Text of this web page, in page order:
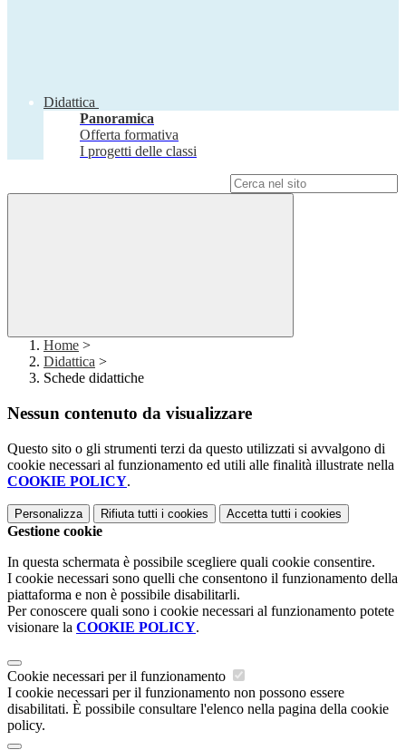
Didattica
Panoramica
Offerta formativa
I progetti delle classi
Home >
Didattica >
Schede didattiche
Nessun contenuto da visualizzare
Questo sito o gli strumenti terzi da questo utilizzati si avvalgono di
cookie necessari al funzionamento ed utili alle finalità illustrate nella
COOKIE POLICY.
Personalizza Rifiuta tutti i cookies Accetta tutti i cookies
Gestione cookie
In questa schermata è possibile scegliere quali cookie consentire.
I cookie necessari sono quelli che consentono il funzionamento della
piattaforma e non è possibile disabilitarli.
Per conoscere quali sono i cookie necessari al funzionamento potete
visionare la COOKIE POLICY.
Cookie necessari per il funzionamento
I cookie necessari per il funzionamento non possono essere
disabilitati. È possibile consultare l'elenco nella pagina della cookie
policy.